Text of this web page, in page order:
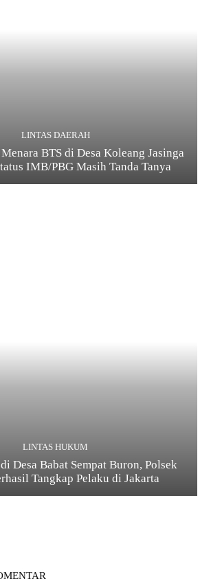
LINTAS DAERAH
BTS di Desa Koleang Jasinga
IMB/PBG Masih Tanda Tanya
LINTAS HUKUM
Desa Babat Sempat Buron, Polsek
Tangkap Pelaku di Jakarta